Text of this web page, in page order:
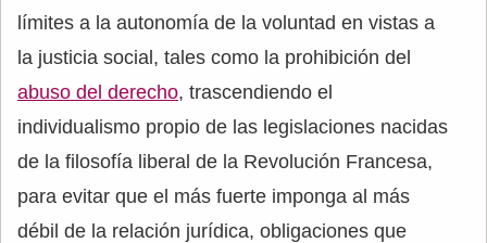
límites a la autonomía de la voluntad en vistas a
la justicia social, tales como la prohibición del
abuso del derecho, trascendiendo el
individualismo propio de las legislaciones nacidas
de la filosofía liberal de la Revolución Francesa,
para evitar que el más fuerte imponga al más
débil de la relación jurídica, obligaciones que